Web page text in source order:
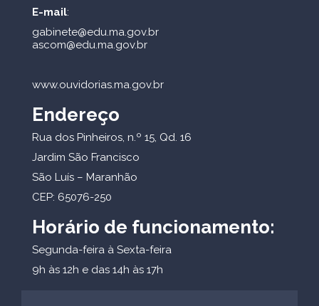
E-mail:
gabinete@edu.ma.gov.br
ascom@edu.ma.gov.br
www.ouvidorias.ma.gov.br
Endereço
Rua dos Pinheiros, n.º 15, Qd. 16
Jardim São Francisco
São Luís – Maranhão
CEP: 65076-250
Horário de funcionamento:
Segunda-feira à Sexta-feira
9h às 12h e das 14h às 17h